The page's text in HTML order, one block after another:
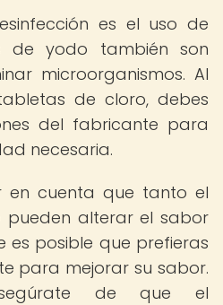
es el uso de
de yodo también son
microorganismos. Al
de cloro, debes
del fabricante para
necesaria.
en cuenta que tanto el
alterar el sabor
posible que prefieras
para mejorar su sabor.
de que el